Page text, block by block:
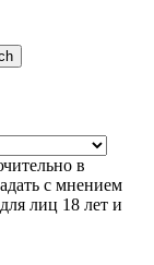
в
с мнением
лиц 18 лет и